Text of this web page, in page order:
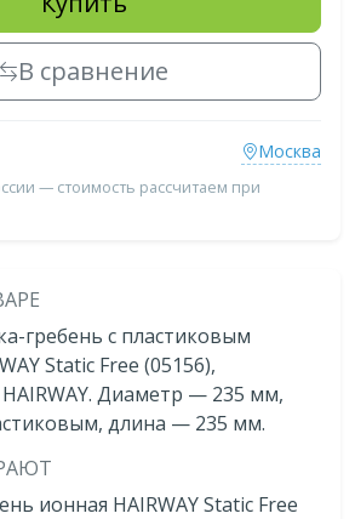
В сравнение
Москва
— стоимость рассчитаем при
гребень с пластиковым
Static Free (05156),
Диаметр — 235 мм,
длина — 235 мм.
ионная HAIRWAY Static Free